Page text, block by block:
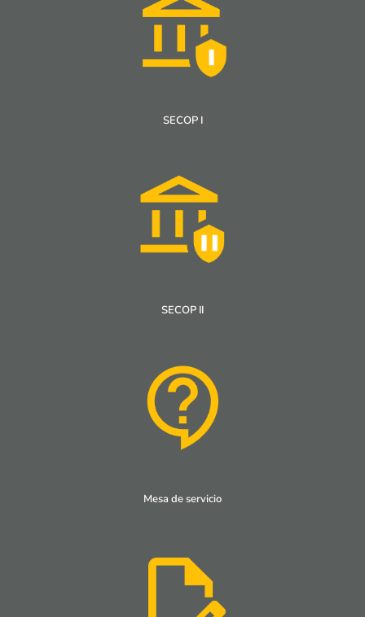
SECOP I
SECOP II
Mesa de servicio